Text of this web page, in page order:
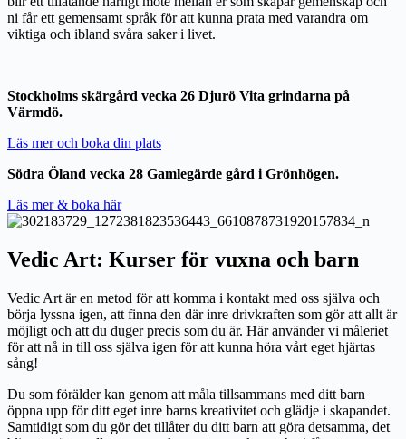
ni får ett gemensamt språk för att kunna prata med varandra om
viktiga och ibland svåra saker i livet.
Stockholms skärgård vecka 26 Djurö Vita grindarna på
Värmdö.
Läs mer och boka din plats
Södra Öland vecka 28 Gamlegärde gård i Grönhögen.
Läs mer & boka här
Vedic Art: Kurser för vuxna och barn
Vedic Art är en metod för att komma i kontakt med oss själva och
börja lyssna igen, att finna den där inre drivkraften som gör att allt är
möjligt och att du duger precis som du är. Här använder vi måleriet
för att nå in till oss själva igen för att kunna höra vårt eget hjärtas
sång!
Du som förälder kan genom att måla tillsammans med ditt barn
öppna upp för ditt eget inre barns kreativitet och glädje i skapandet.
Samtidigt som du gör det tillåter du ditt barn att göra detsamma, det